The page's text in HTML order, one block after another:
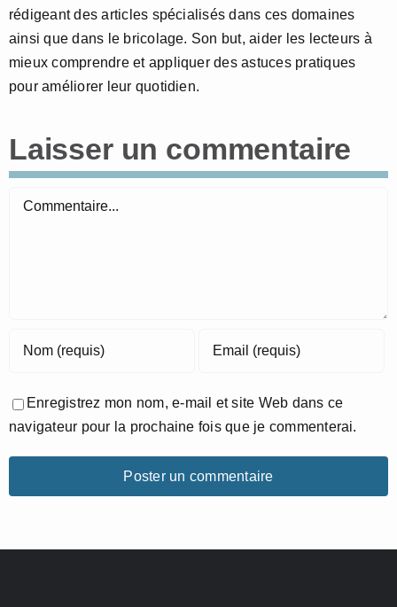
rédigeant des articles spécialisés dans ces domaines
ainsi que dans le bricolage. Son but, aider les lecteurs à
mieux comprendre et appliquer des astuces pratiques
pour améliorer leur quotidien.
Laisser un commentaire
Commentaire
Enregistrez mon nom, e-mail et site Web dans ce
navigateur pour la prochaine fois que je commenterai.